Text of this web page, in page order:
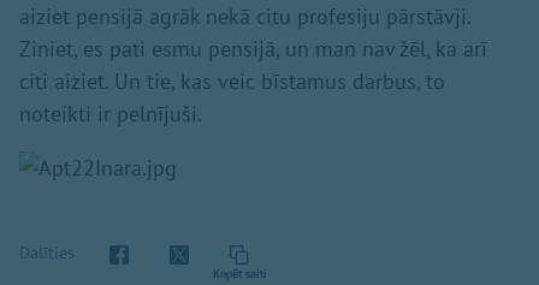
aiziet pensijā agrāk nekā citu profesiju pārstāvji.
Ziniet, es pati esmu pensijā, un man nav žēl, ka arī
citi aiziet. Un tie, kas veic bīstamus darbus, to
noteikti ir pelnījuši.
Dalīties
Kopēt saiti